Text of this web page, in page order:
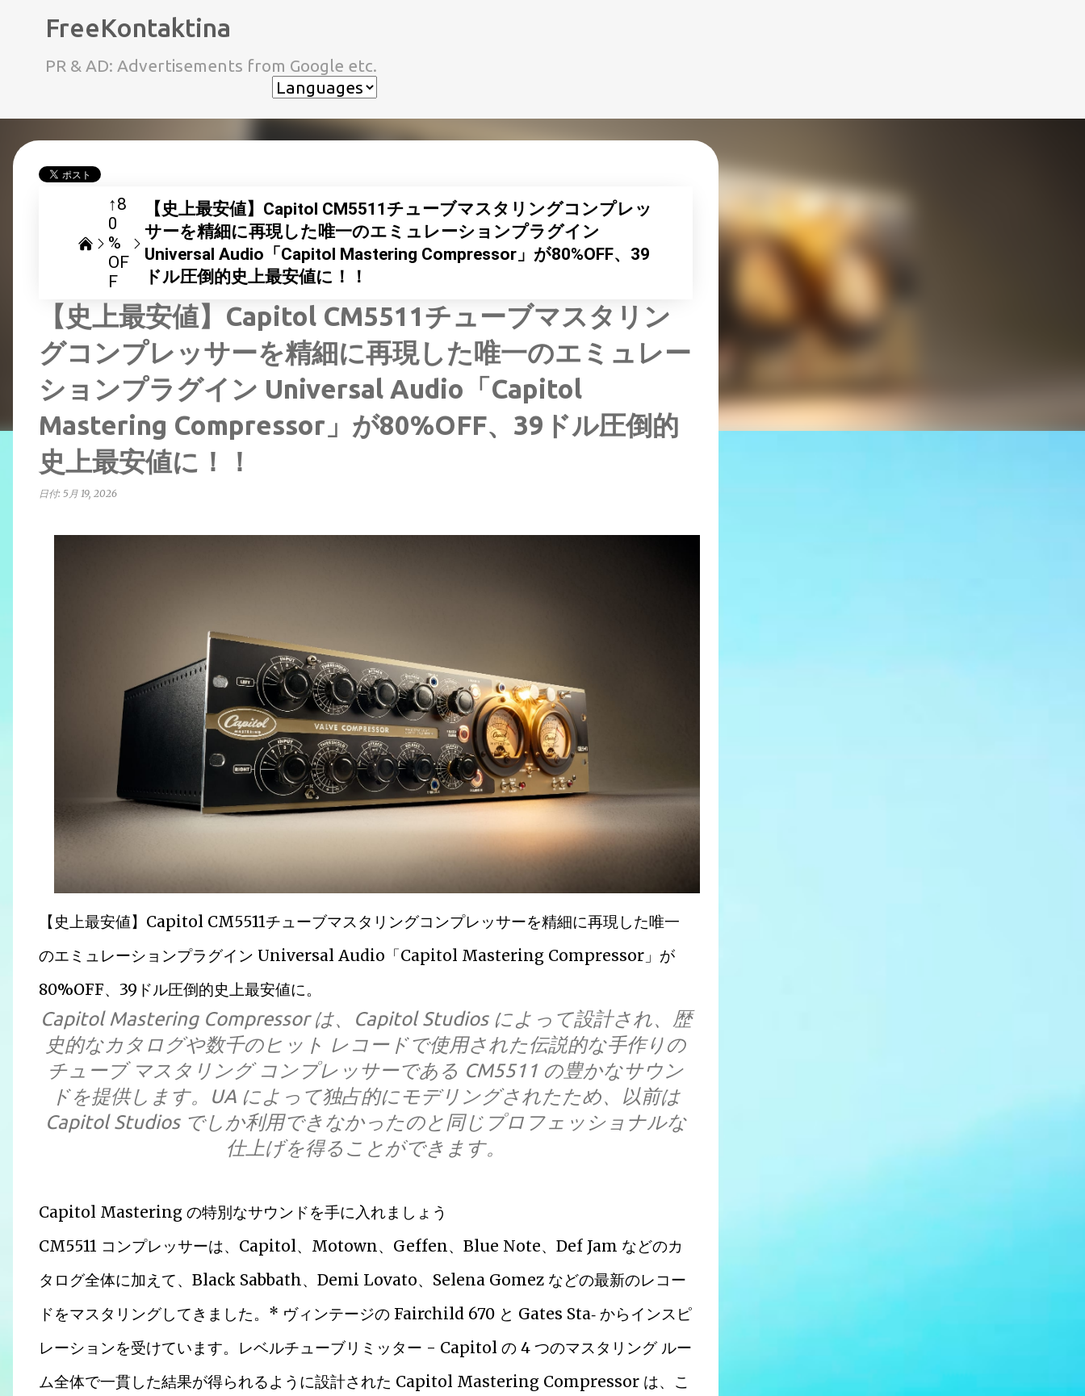
FreeKontaktina
PR & AD: Advertisements from Google etc.
↑8
0
%
OF
F
【史上最安値】Capitol CM5511チューブマスタリングコンプレッ
サーを精細に再現した唯一のエミュレーションプラグイン
Universal Audio「Capitol Mastering Compressor」が80%OFF、39
ドル圧倒的史上最安値に！！
【史上最安値】Capitol CM5511チューブマスタリン
グコンプレッサーを精細に再現した唯一のエミュレー
ションプラグイン Universal Audio「Capitol
Mastering Compressor」が80%OFF、39ドル圧倒的
史上最安値に！！
日付: 5月 19, 2026
【史上最安値】Capitol CM5511チューブマスタリングコンプレッサーを精細に再現した唯一
のエミュレーションプラグイン Universal Audio「Capitol Mastering Compressor」が
80%OFF、39ドル圧倒的史上最安値に。
Capitol Mastering Compressor は、Capitol Studios によって設計され、歴
史的なカタログや数千のヒット レコードで使用された伝説的な手作りの
チューブ マスタリング コンプレッサーである CM5511 の豊かなサウン
ドを提供します。UA によって独占的にモデリングされたため、以前は
Capitol Studios でしか利用できなかったのと同じプロフェッショナルな
仕上げを得ることができます。
Capitol Mastering の特別なサウンドを手に入れましょう
CM5511 コンプレッサーは、Capitol、Motown、Geffen、Blue Note、Def Jam などのカ
タログ全体に加えて、Black Sabbath、Demi Lovato、Selena Gomez などの最新のレコー
ドをマスタリングしてきました。* ヴィンテージの Fairchild 670 と Gates Sta‑ からインスピ
レーションを受けています。レベルチューブリミッター - Capitol の 4 つのマスタリング ルー
ム全体で一貫した結果が得られるように設計された Capitol Mastering Compressor は、こ